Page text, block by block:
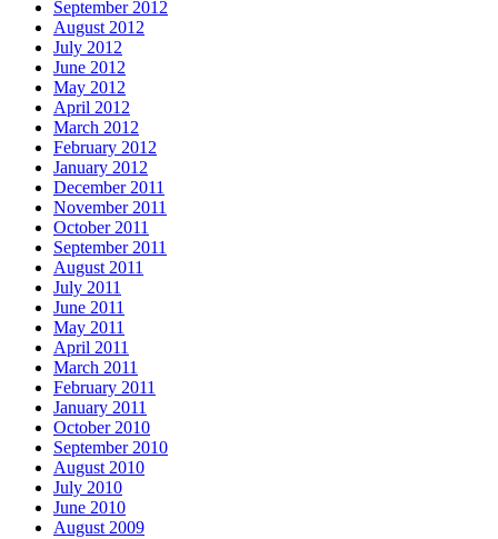
September 2012
August 2012
July 2012
June 2012
May 2012
April 2012
March 2012
February 2012
January 2012
December 2011
November 2011
October 2011
September 2011
August 2011
July 2011
June 2011
May 2011
April 2011
March 2011
February 2011
January 2011
October 2010
September 2010
August 2010
July 2010
June 2010
August 2009